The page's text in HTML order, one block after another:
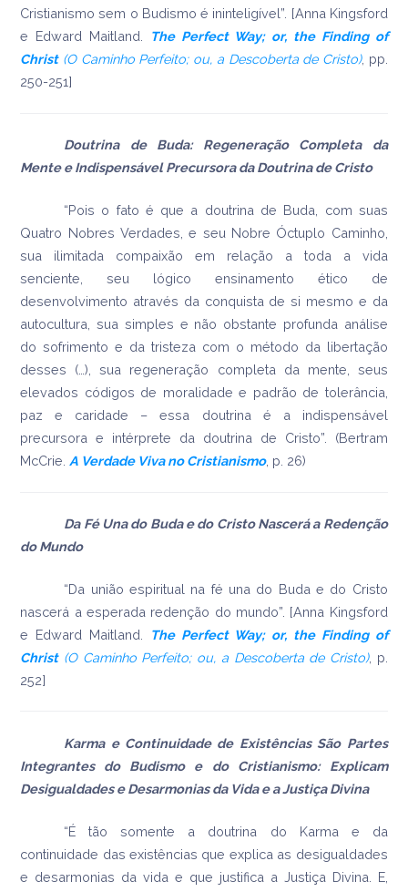
Cristianismo sem o Budismo é ininteligível”. [Anna Kingsford
e Edward Maitland.
The Perfect Way; or, the Finding of
Christ(O Caminho Perfeito; ou, a Descoberta de Cristo), pp.
250-251]
Doutrina de Buda: Regeneração Completa da
Mente e Indispensável Precursora da Doutrina de Cristo
“Pois o fato é que a doutrina de Buda, com suas
Quatro Nobres Verdades, e seu Nobre Óctuplo Caminho,
sua ilimitada compaixão em relação a toda a vida
senciente, seu lógico ensinamento ético de
desenvolvimento através da conquista de si mesmo e da
autocultura, sua simples e não obstante profunda análise
do sofrimento e da tristeza com o método da libertação
desses (…), sua regeneração completa da mente, seus
elevados códigos de moralidade e padrão de tolerância,
paz e caridade – essa doutrina é a indispensável
precursora e intérprete da doutrina de Cristo”. (Bertram
McCrie. A Verdade Viva no Cristianismo, p. 26)
Da Fé Una do Buda e do Cristo Nascerá a Redenção
do Mundo
“Da união espiritual na fé una do Buda e do Cristo
nascerá a esperada redenção do mundo”. [Anna Kingsford
e Edward Maitland.
The Perfect Way; or, the Finding of
Christ(O Caminho Perfeito; ou, a Descoberta de Cristo), p.
252]
Karma e Continuidade de Existências São Partes
Integrantes do Budismo e do Cristianismo: Explicam
Desigualdades e Desarmonias da Vida e a Justiça Divina
“É tão somente a doutrina do Karma e da
continuidade das existências que explica as desigualdades
e desarmonias da vida e que justifica a Justiça Divina. E,